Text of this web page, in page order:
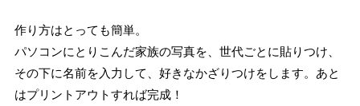
作り方はとっても簡単。
パソコンにとりこんだ家族の写真を、世代ごとに貼りつけ、
その下に名前を入力して、好きなかざりつけをします。あと
はプリントアウトすれば完成！